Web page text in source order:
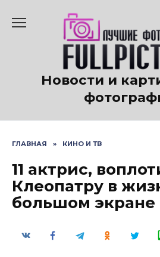
содержанию
Новости и
ГЛАВНАЯ » КИНО И ТВ
11 актрис,
Клеопатру в
большом экране